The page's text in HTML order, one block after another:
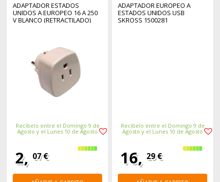
ADAPTADOR ESTADOS
UNIDOS A EUROPEO 16 A 250
V BLANCO (RETRACTILADO)
Recíbelo entre el Domingo 9 de
Agosto y el Lunes 10 de Agosto
2, 07 €
ADAPTADOR EUROPEO A
ESTADOS UNIDOS USB
SKROSS 1500281
Recíbelo entre el Domingo 9 de
Agosto y el Lunes 10 de Agosto
16, 29 €